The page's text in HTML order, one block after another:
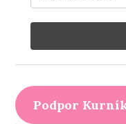
Podpor